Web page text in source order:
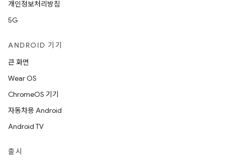
개인정보처리방침
5G
ANDROID 기기
큰 화면
Wear OS
ChromeOS 기기
자동차용 Android
Android TV
출시